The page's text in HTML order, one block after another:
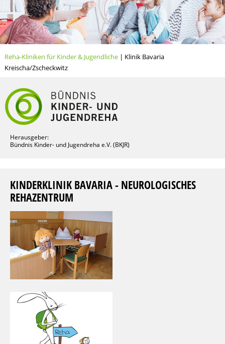
Reha-Kliniken für Kinder & Jugendliche| Klinik Bavaria
Kreischa/Zscheckwitz
Herausgeber:
Bündnis Kinder- und Jugendreha e.V. (BKJR)
KINDERKLINIK BAVARIA - NEUROLOGISCHES
REHAZENTRUM